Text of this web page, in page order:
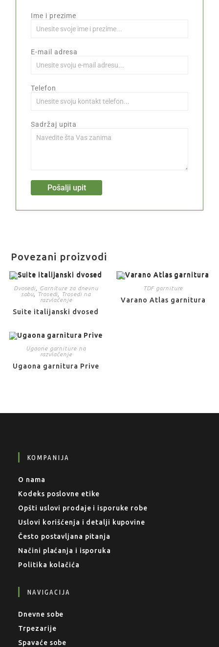
Ime i prezime
E-mail adresa
Telefon
Sadržaj upita
Pošalji upit
Povezani proizvodi
Dvosedi
Garniture za dnevnu
sobu
Trosedi
Trosedi na
razvlačenje
Suite italijanski dvosed
TDF garniture
Varano Atlas garnitura
Ugaone garniture na
razvlačenje
Ugaona garnitura Prive
KOMPANIJA
O nama
Kodeks poslovne etike
Opšti uslovi prodaje i isporuke robe
Uslovi korišćenja i detalji kupovine
Često postavljana pitanja
Načini plaćanja i isporuka
Politika kolačića
NAVIGACIJA
Dnevne sobe
Trpezarije
Spavaće sobe